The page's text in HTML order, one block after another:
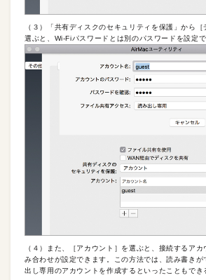
（３）「共有ディスクのセキュリティを保護」から
選ぶと、Wi-Fiパスワードとは別のパスワードを設定で
（４）また、［アカウント］を選ぶと、接続するア
み合わせが設定できます。この方法では、読み書き
出し専用のアカウントを作成するといったこともでき